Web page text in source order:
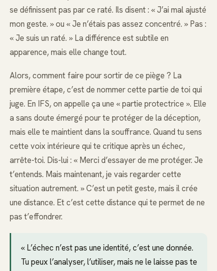
se définissent pas par ce raté. Ils disent : « J’ai mal ajusté
mon geste. » ou « Je n’étais pas assez concentré. » Pas :
« Je suis un raté. » La différence est subtile en
apparence, mais elle change tout.
Alors, comment faire pour sortir de ce piège ? La
première étape, c’est de nommer cette partie de toi qui
juge. En IFS, on appelle ça une « partie protectrice ». Elle
a sans doute émergé pour te protéger de la déception,
mais elle te maintient dans la souffrance. Quand tu sens
cette voix intérieure qui te critique après un échec,
arrête-toi. Dis-lui : « Merci d’essayer de me protéger. Je
t’entends. Mais maintenant, je vais regarder cette
situation autrement. » C’est un petit geste, mais il crée
une distance. Et c’est cette distance qui te permet de ne
pas t’effondrer.
« L’échec n’est pas une identité, c’est une donnée.
Tu peux l’analyser, l’utiliser, mais ne le laisse pas te